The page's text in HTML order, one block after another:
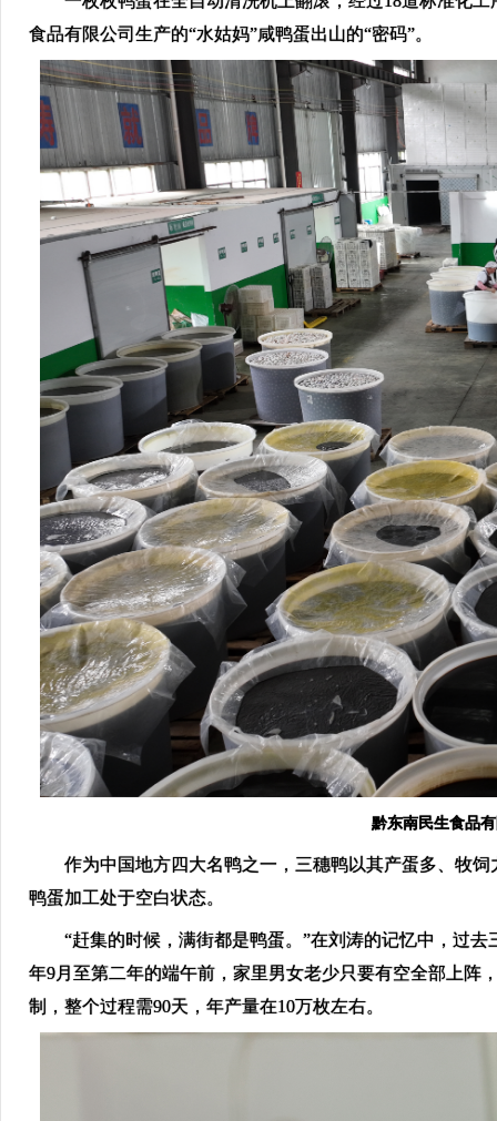
食品有限公司生产的“水姑妈”咸鸭蛋出山的“密码”。
黔东南民生食品
作为中国地方四大名鸭之一，三穗鸭以其产蛋多、牧饲
鸭蛋加工处于空白状态。
“赶集的时候，满街都是鸭蛋。”在刘涛的记忆中，过去
年9月至第二年的端午前，家里男女老少只要有空全部上阵
制，整个过程需90天，年产量在10万枚左右。